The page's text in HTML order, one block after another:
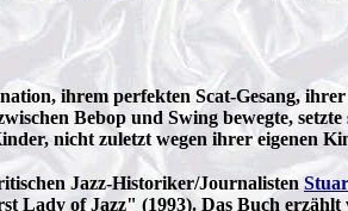
ihrem perfekten Scat-Gesang,
Bebop und Swing bewegte, setzte
nicht zuletzt wegen ihrer eigenen
Jazz-Historiker/Journalisten
Lady of Jazz" (1993). Das Buch erzählt